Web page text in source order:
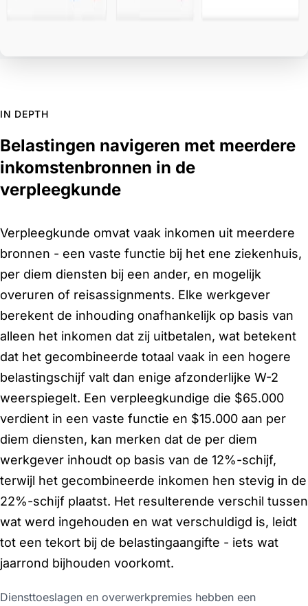
IN DEPTH
Belastingen navigeren met meerdere
inkomstenbronnen in de
verpleegkunde
Verpleegkunde omvat vaak inkomen uit meerdere
bronnen - een vaste functie bij het ene ziekenhuis,
per diem diensten bij een ander, en mogelijk
overuren of reisassignments. Elke werkgever
berekent de inhouding onafhankelijk op basis van
alleen het inkomen dat zij uitbetalen, wat betekent
dat het gecombineerde totaal vaak in een hogere
belastingschijf valt dan enige afzonderlijke W-2
weerspiegelt. Een verpleegkundige die $65.000
verdient in een vaste functie en $15.000 aan per
diem diensten, kan merken dat de per diem
werkgever inhoudt op basis van de 12%-schijf,
terwijl het gecombineerde inkomen hen stevig in de
22%-schijf plaatst. Het resulterende verschil tussen
wat werd ingehouden en wat verschuldigd is, leidt
tot een tekort bij de belastingaangifte - iets wat
jaarrond bijhouden voorkomt.
Dienst­toeslagen en overwerkpremies hebben een